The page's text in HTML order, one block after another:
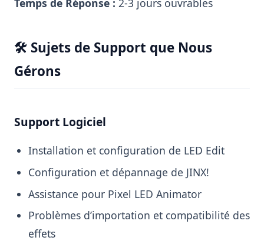
Temps de Réponse : 2-3 jours ouvrables
🛠️ Sujets de Support que Nous
Gérons
Support Logiciel
Installation et configuration de LED Edit
Configuration et dépannage de JINX!
Assistance pour Pixel LED Animator
Problèmes d’importation et compatibilité des
effets